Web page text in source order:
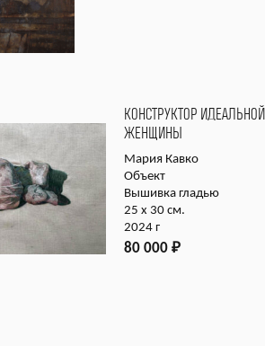
КОНСТРУКТОР ИДЕАЛЬНОЙ
ЖЕНЩИНЫ
Мария Кавко
Объект
Вышивка гладью
25 х 30 см.
2024 г
80 000 ₽